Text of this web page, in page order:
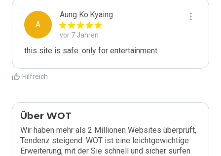
A
Aung Ko.Kyaing
vor 7 Jahren
Hilfreich
Über WOT
Wir haben mehr als 2 Millionen Websites überprüft,
Tendenz steigend. WOT ist eine leichtgewichtige
Erweiterung, mit der Sie schnell und sicher surfen